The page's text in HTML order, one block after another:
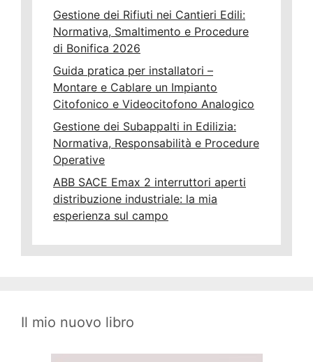
Gestione dei Rifiuti nei Cantieri Edili:
Normativa, Smaltimento e Procedure
di Bonifica 2026
Guida pratica per installatori –
Montare e Cablare un Impianto
Citofonico e Videocitofono Analogico
Gestione dei Subappalti in Edilizia:
Normativa, Responsabilità e Procedure
Operative
ABB SACE Emax 2 interruttori aperti
distribuzione industriale: la mia
esperienza sul campo
Il mio nuovo libro